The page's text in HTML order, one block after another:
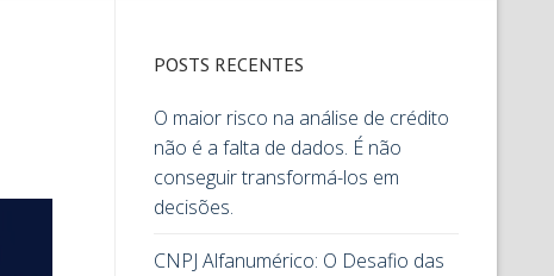
POSTS RECENTES
O maior risco na análise de crédito
não é a falta de dados. É não
conseguir transformá-los em
decisões.
CNPJ Alfanumérico: O Desafio das